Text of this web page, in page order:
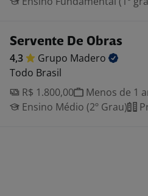
Servente De Obras
4,3 Grupo Madero
Todo Brasil
R$ 1.800,00
Menos de 1
Ensino Médio (2º Grau)